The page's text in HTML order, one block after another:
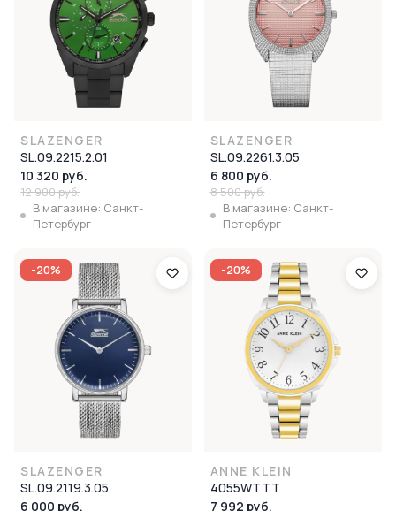
SLAZENGER
SL.09.2215.2.01
10 320 руб.
12 900 руб.
В магазине: Санкт-
Петербург
SLAZENGER
SL.09.2261.3.05
6 800 руб.
8 500 руб.
В магазине: Санкт-
Петербург
-20%
SLAZENGER
SL.09.2119.3.05
6 000 руб.
-20%
ANNE KLEIN
4055WTTT
7 992 руб.